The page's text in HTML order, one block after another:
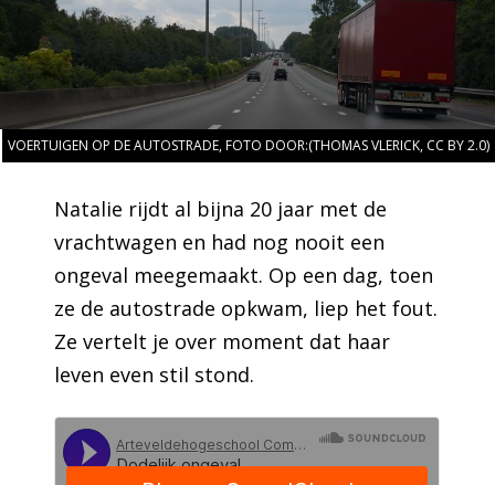
VOERTUIGEN OP DE AUTOSTRADE, FOTO DOOR:(THOMAS VLERICK, CC BY 2.0)
Natalie rijdt al bijna 20 jaar met de
vrachtwagen en had nog nooit een
ongeval meegemaakt. Op een dag, toen
ze de autostrade opkwam, liep het fout.
Ze vertelt je over moment dat haar
leven even stil stond.